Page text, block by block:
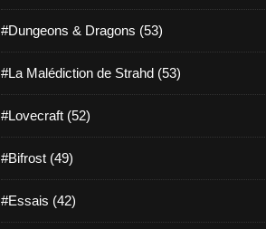
#Dungeons & Dragons (53)
#La Malédiction de Strahd (53)
#Lovecraft (52)
#Bifrost (49)
#Essais (42)